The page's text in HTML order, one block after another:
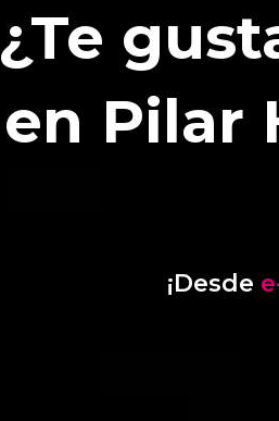
¿Te
en Pilar
¡Desde